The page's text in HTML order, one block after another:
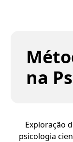
na
Exploração
psicologia